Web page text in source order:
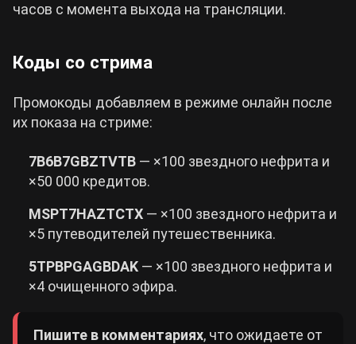
часов с момента выхода на трансляции.
Коды со стрима
Промокоды добавляем в режиме онлайн после
их показа на стриме:
7B6B7GBZTVTB — ×100 звездного нефрита и
×50 000 кредитов.
MSPT7HAZTCTX — ×100 звездного нефрита и
×5 путеводителей путешественника.
5TPBPGAGBDAK — ×100 звездного нефрита и
×4 очищенного эфира.
Пишите в комментариях, что ожидаете от